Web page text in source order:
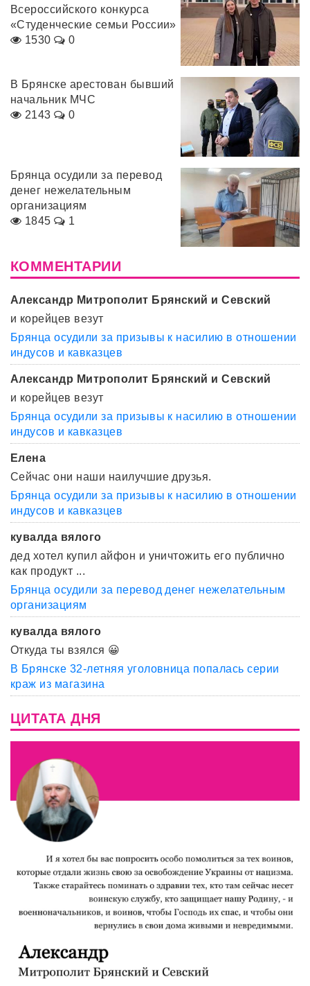
Всероссийского конкурса
«Студенческие семьи России»
1530
0
В Брянске арестован бывший
начальник МЧС
2143
0
Брянца осудили за перевод
денег нежелательным
организациям
1845
1
КОММЕНТАРИИ
Александр Митрополит Брянский и Севский
и корейцев везут
Брянца осудили за призывы к насилию в отношении
индусов и кавказцев
Александр Митрополит Брянский и Севский
и корейцев везут
Брянца осудили за призывы к насилию в отношении
индусов и кавказцев
Елена
Сейчас они наши наилучшие друзья.
Брянца осудили за призывы к насилию в отношении
индусов и кавказцев
кувалда вялого
дед хотел купил айфон и уничтожить его публично
как продукт ...
Брянца осудили за перевод денег нежелательным
организациям
кувалда вялого
Откуда ты взялся 😀
В Брянске 32-летняя уголовница попалась серии
краж из магазина
ЦИТАТА ДНЯ